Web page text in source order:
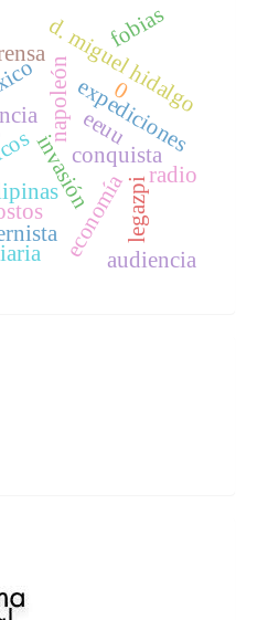
napoleón
conquista
invasión
d. miguel hidalgo
economía
expediciones
legazpi
fobias
0
eeuu
radio
audiencia